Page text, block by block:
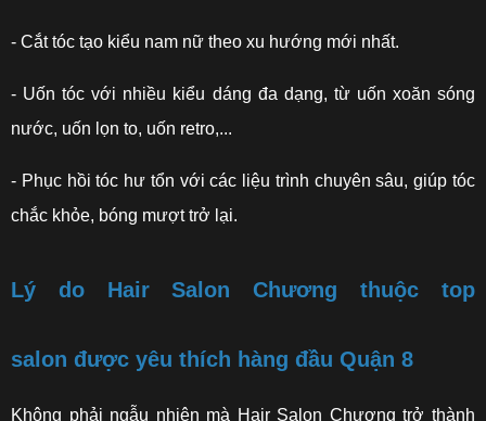
- Cắt tóc tạo kiểu nam nữ theo xu hướng mới nhất.
- Uốn tóc với nhiều kiểu dáng đa dạng, từ uốn xoăn sóng
nước, uốn lọn to, uốn retro,...
- Phục hồi tóc hư tổn với các liệu trình chuyên sâu, giúp tóc
chắc khỏe, bóng mượt trở lại.
Lý do Hair Salon Chương thuộc top
salon được yêu thích hàng đầu Quận 8
Không phải ngẫu nhiên mà Hair Salon Chương trở thành